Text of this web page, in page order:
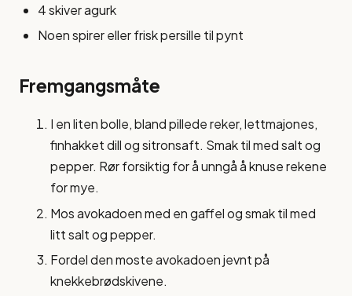
4 skiver agurk
Noen spirer eller frisk persille til pynt
Fremgangsmåte
I en liten bolle, bland pillede reker, lettmajones,
finhakket dill og sitronsaft. Smak til med salt og
pepper. Rør forsiktig for å unngå å knuse rekene
for mye.
Mos avokadoen med en gaffel og smak til med
litt salt og pepper.
Fordel den moste avokadoen jevnt på
knekkebrødskivene.